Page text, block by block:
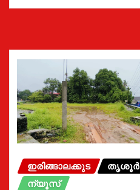
ഇരിങ്ങാലക്കുട
തൃശൂർ
ന്യൂസ്